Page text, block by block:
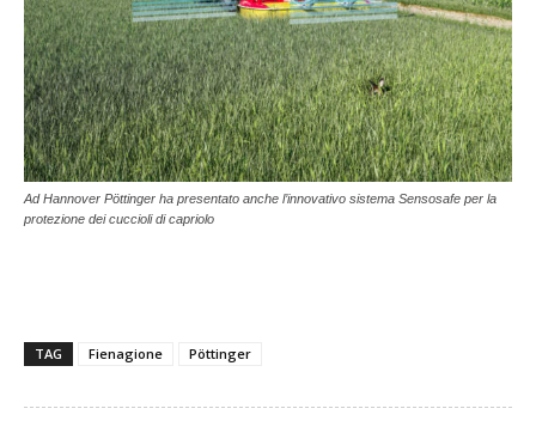
Ad Hannover Pöttinger ha presentato anche l’innovativo sistema Sensosafe per la
protezione dei cuccioli di capriolo
TAG Fienagione Pöttinger